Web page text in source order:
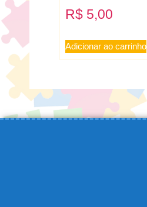
R$ 5,00
Adicionar ao carrinho